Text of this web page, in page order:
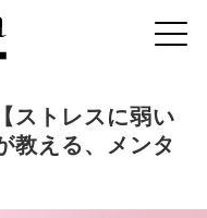
ストレスに弱い
教える、メンタ